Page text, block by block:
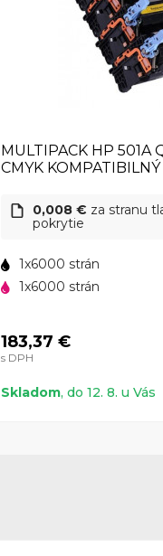
MULTIPACK HP 501A
CMYK KOMPATIBILNÝ
0,008 € za stranu
pokrytie
1x6000 strán
1x6000 strán
183,37 €
s DPH
Skladom, do 12. 8. u Vás